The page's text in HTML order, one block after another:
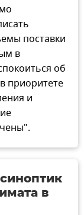
поставки
в
об
приоритете
и
в